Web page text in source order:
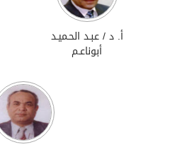
أ. د / عبـد الحـميـد
أبوناعـم